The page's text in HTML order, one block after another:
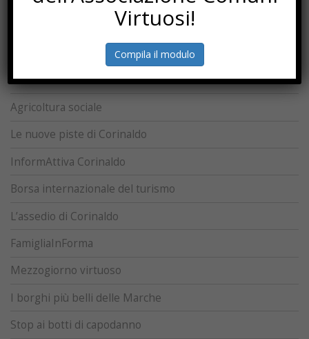
Non solo 8 marzo
Agricoltura sociale
Le nuove piste di Corinaldo
InformAttiva Corinaldo
Borsa internazionale del turismo
L’assedio di Corinaldo
FamigliaInForma
Mezzogiorno virtuoso
I borghi più belli delle Marche
Stop ai botti di capodanno
Virtuosi!
Compila il modulo